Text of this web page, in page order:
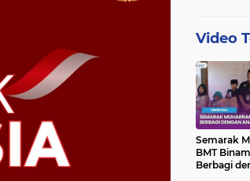
Video
Semarak
BMT
Berbagi